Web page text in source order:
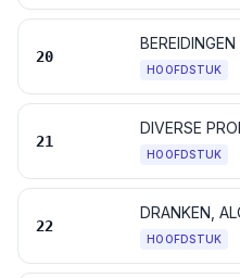
20
HOOFDSTUK
21
HOOFDSTUK
22
HOOFDSTUK